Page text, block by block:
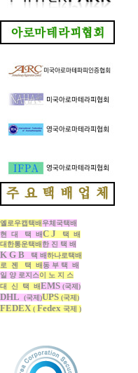
옐로우캡택배우체국택배
현 대 택 배C J 택 배
대한통운택배 한 진 택 배
K G B 택 배하나로택배
로 젠 택 배 동 부 택 배
일 양 로지스이 노 지 스
대 신 택 배EMS (국제)
DHL (국제)UPS(국제)
FEDEX( Fedex 국제 )